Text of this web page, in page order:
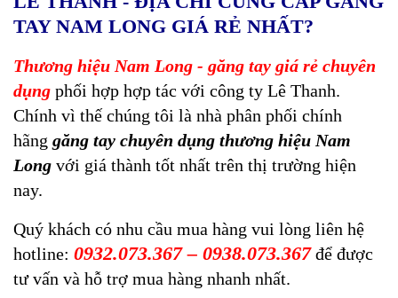
TAY NAM LONG GIÁ RẺ NHẤT?
Thương hiệu Nam Long - găng tay giá rẻ chuyên
dụng phối hợp hợp tác với công ty Lê Thanh.
Chính vì thế chúng tôi là nhà phân phối chính
hãng găng tay chuyên dụng thương hiệu Nam
Long với giá thành tốt nhất trên thị trường hiện
nay.
Quý khách có nhu cầu mua hàng vui lòng liên hệ
hotline: 0932.073.367 – 0938.073.367để được
tư vấn và hỗ trợ mua hàng nhanh nhất.